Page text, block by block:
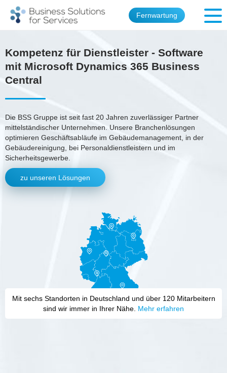
Fernwartung
Kompetenz für Dienstleister - Software
mit Microsoft Dynamics 365 Business
Central
Die BSS Gruppe ist seit fast 20 Jahren zuverlässiger Partner
mittelständischer Unternehmen. Unsere Branchenlösungen
optimieren Geschäftsabläufe im Gebäudemanagement, in der
Gebäudereinigung, bei Personaldienstleistern und im
Sicherheitsgewerbe.
zu unseren Lösungen
Mit sechs Standorten in Deutschland und über 120 Mitarbeitern
sind wir immer in Ihrer Nähe. Mehr erfahren